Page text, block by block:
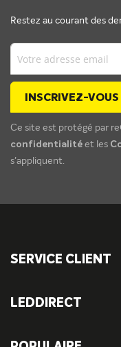
Restez au courant des
INSCRIVEZ-VOUS
Ce site est protégé par
confidentialité et les
s'appliquent.
SERVICE CLIENT
LEDDIRECT